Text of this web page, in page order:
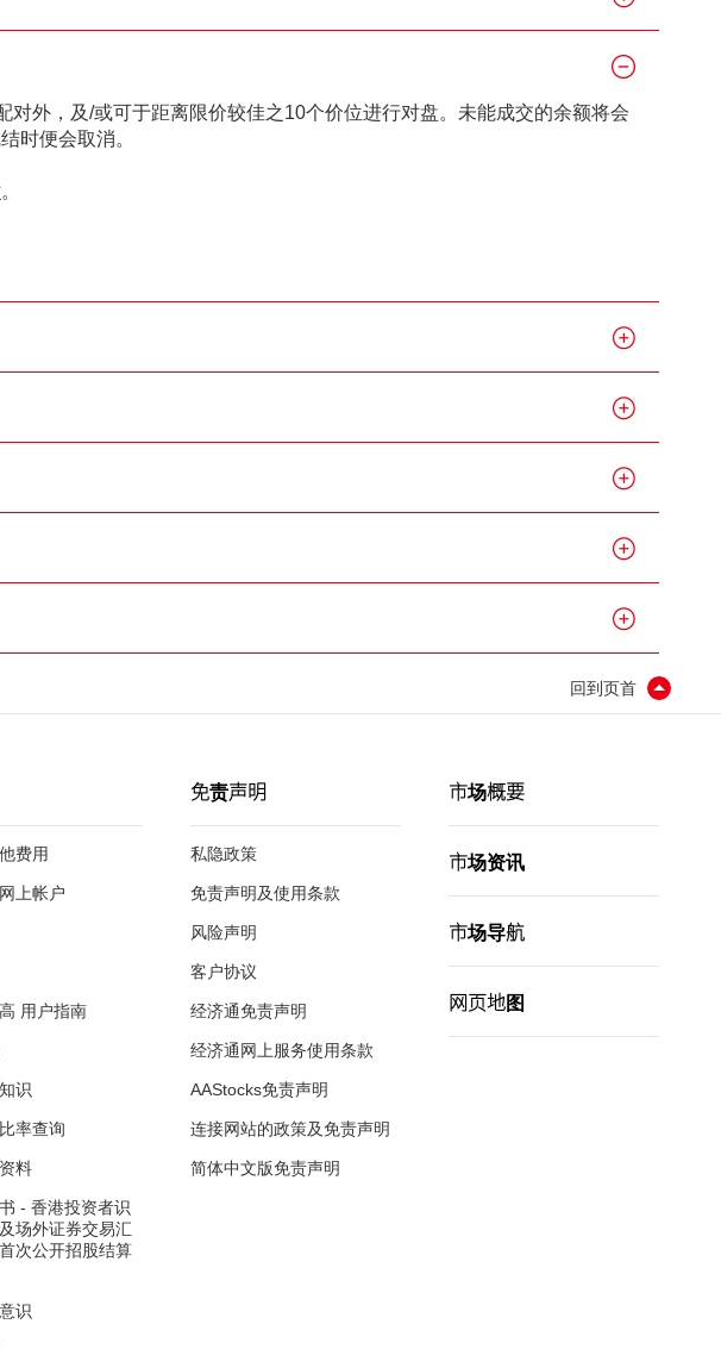
友情连结
外，及/或可于距离限价较佳之10个价位进行对盘。未能成交的余额将会
时便会取消。
。
回到页首
费用
上帐户
用户指南
识
率查询
料
- 香港投资者识
场外证券交易汇
次公开招股结算
识
免责声明
私隐政策
免责声明及使用条款
风险声明
客户协议
经济通免责声明
经济通网上服务使用条款
AAStocks免责声明
连接网站的政策及免责声明
简体中文版免责声明
市场概要
市场资讯
市场导航
网页地图